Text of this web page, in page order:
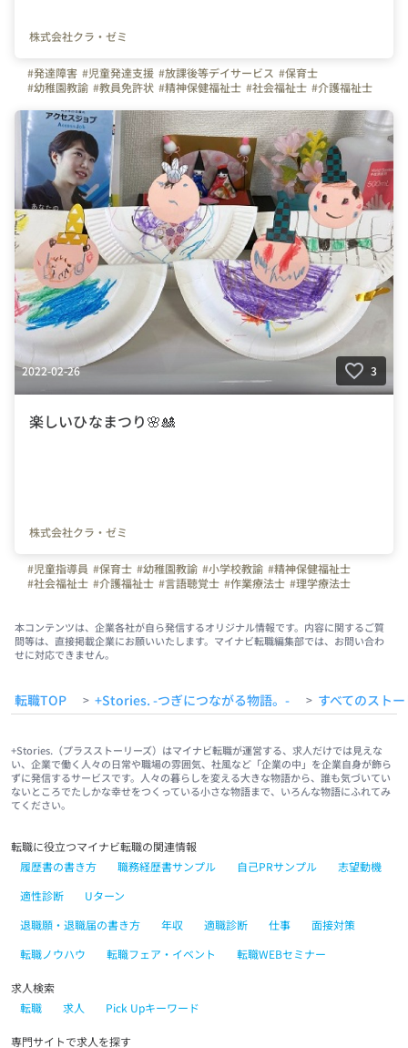
株式会社クラ・ゼミ
#発達障害 #児童発達支援 #放課後等デイサービス #保育士
#幼稚園教諭 #教員免許状 #精神保健福祉士 #社会福祉士 #介護福祉士
#看護師 #児童指導員
2022-02-26 3
楽しいひなまつり🌸🎎
株式会社クラ・ゼミ
#児童指導員 #保育士 #幼稚園教諭 #小学校教諭 #精神保健福祉士
#社会福祉士 #介護福祉士 #言語聴覚士 #作業療法士 #理学療法士
本コンテンツは、企業各社が自ら発信するオリジナル情報です。内容に関するご質
問等は、直接掲載企業にお願いいたします。マイナビ転職編集部では、お問い合わ
せに対応できません。
転職TOP > +Stories. -つぎにつながる物語。- > すべてのスト
+Stories.（プラスストーリーズ）はマイナビ転職が運営する、求人だけでは見えな
い、企業で働く人々の日常や職場の雰囲気、社風など「企業の中」を企業自身が飾ら
ずに発信するサービスです。人々の暮らしを変える大きな物語から、誰も気づいてい
ないところでたしかな幸せをつくっている小さな物語まで、いろんな物語にふれてみ
てください。
転職に役立つマイナビ転職の関連情報
履歴書の書き方
職務経歴書サンプル 自己PRサンプル
志望動機
適性診断
Uターン
退職願・退職届の書き方
年収 適職診断 仕事
面接対策
転職ノウハウ
転職フェア・イベント 転職WEBセミナー
求人検索
転職
求人 Pick Upキーワード
専門サイトで求人を探す